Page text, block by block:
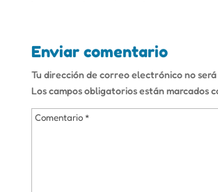
Enviar comentario
Tu dirección de correo electrónico no
Los campos obligatorios están marcados